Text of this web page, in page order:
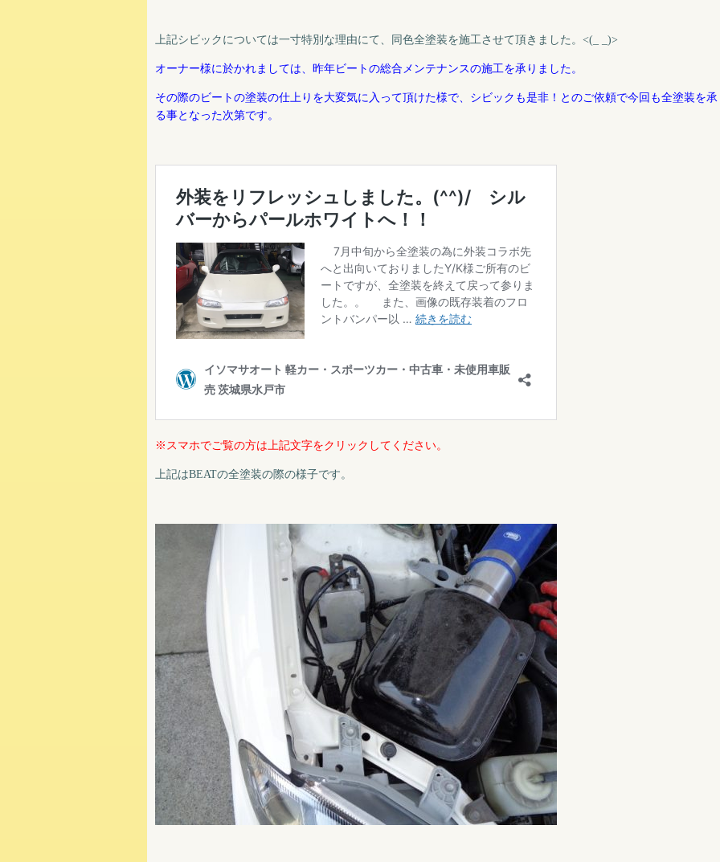
上記シビックについては一寸特別な理由にて、同色全塗装を施工させて頂きました。<(_ _)>
オーナー様に於かれましては、昨年ビートの総合メンテナンスの施工を承りました。
その際のビートの塗装の仕上りを大変気に入って頂けた様で、シビックも是非！とのご依頼で今回も全塗装を承
る事となった次第です。
※スマホでご覧の方は上記文字をクリックしてください。
上記はBEATの全塗装の際の様子です。